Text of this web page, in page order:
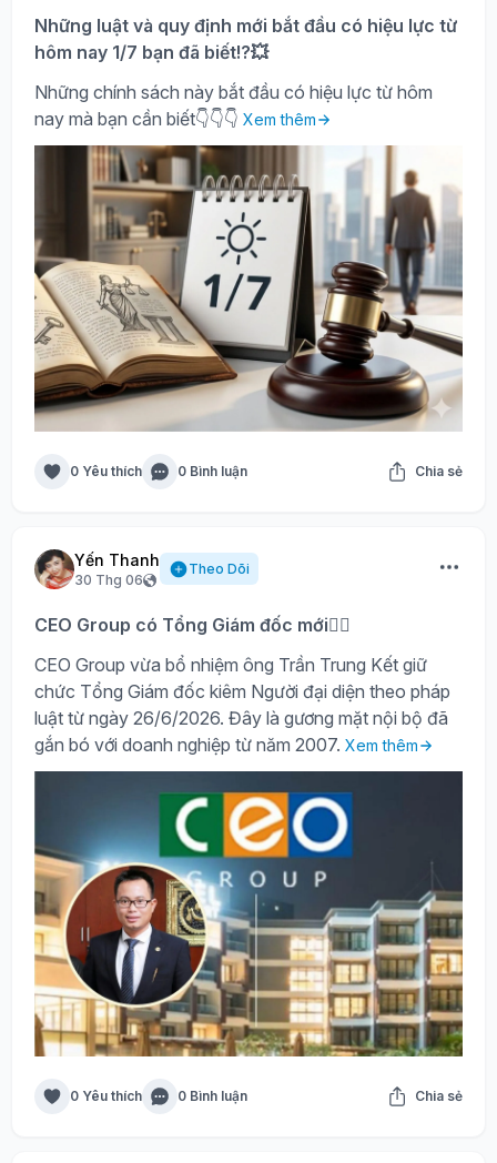
Những luật và quy định mới bắt đầu có hiệu lực từ
hôm nay 1/7 bạn đã biết!?💥
Những chính sách này bắt đầu có hiệu lực từ hôm
nay mà bạn cần biết👇👇👇 Xem thêm
0 Yêu thích 0 Bình luận Chia sẻ
Yến Thanh
30 Thg 06
Theo Dõi
CEO Group có Tổng Giám đốc mới🙍‍♂️
CEO Group vừa bổ nhiệm ông Trần Trung Kết giữ
chức Tổng Giám đốc kiêm Người đại diện theo pháp
luật từ ngày 26/6/2026. Đây là gương mặt nội bộ đã
gắn bó với doanh nghiệp từ năm 2007. Xem thêm
0 Yêu thích 0 Bình luận Chia sẻ